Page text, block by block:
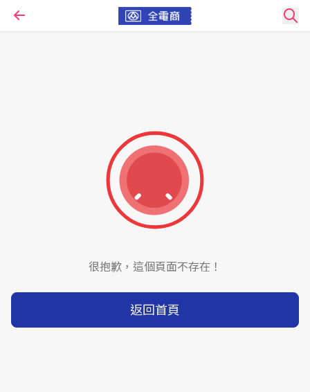
很抱歉，這個頁面不存在！
返回首頁